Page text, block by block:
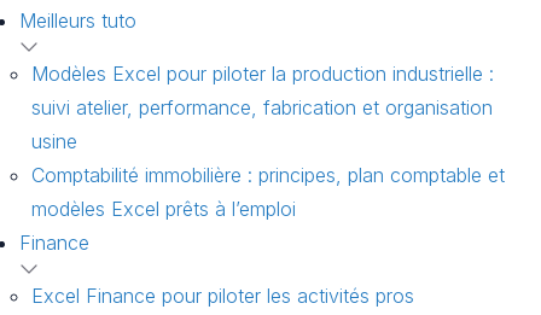
Meilleurs tuto
Modèles Excel pour piloter la production industrielle :
suivi atelier, performance, fabrication et organisation
usine
Comptabilité immobilière : principes, plan comptable et
modèles Excel prêts à l’emploi
Finance
Excel Finance pour piloter les activités pros